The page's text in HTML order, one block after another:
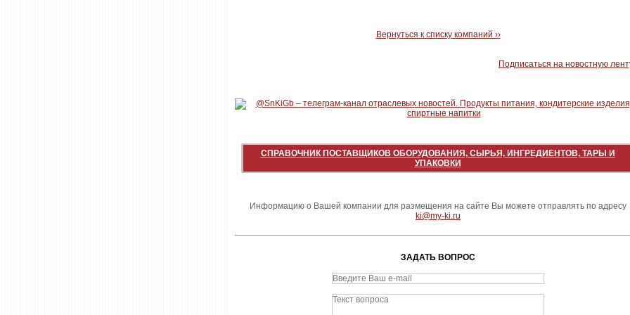
Вернуться к списку компаний ››
Подписаться на новостную
СПРАВОЧНИК ПОСТАВЩИКОВ ОБОРУДОВАНИЯ, СЫРЬЯ, ИНГРЕДИЕНТОВ, ТАРЫ И
УПАКОВКИ
Информацию о Вашей компании для размещения на сайте Вы можете отправлять по адресу
ki@my-ki.ru
ЗАДАТЬ ВОПРОС